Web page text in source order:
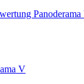
V